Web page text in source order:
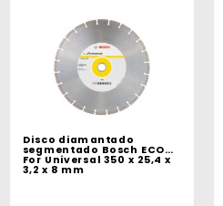
Disco diamantado
segmentado Bosch ECO
For Universal 350 x 25,4 x
3,2 x 8 mm